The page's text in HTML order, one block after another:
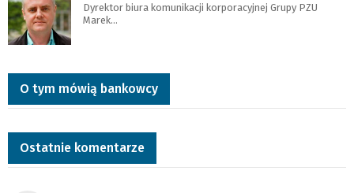
Dyrektor biura komunikacji korporacyjnej Grupy PZU
Marek…
O tym mówią bankowcy
Ostatnie komentarze